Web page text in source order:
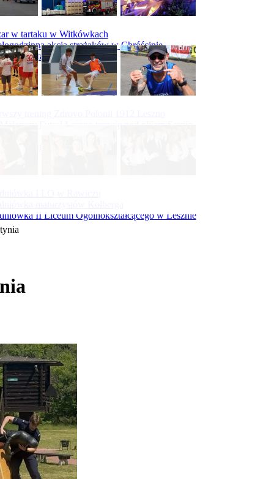
w tartaku w Witkówkach
akcja strażaków w Chróścinie
hali tartaku w Racocie
II Liceum Ogólnokształcącego w Lesznie